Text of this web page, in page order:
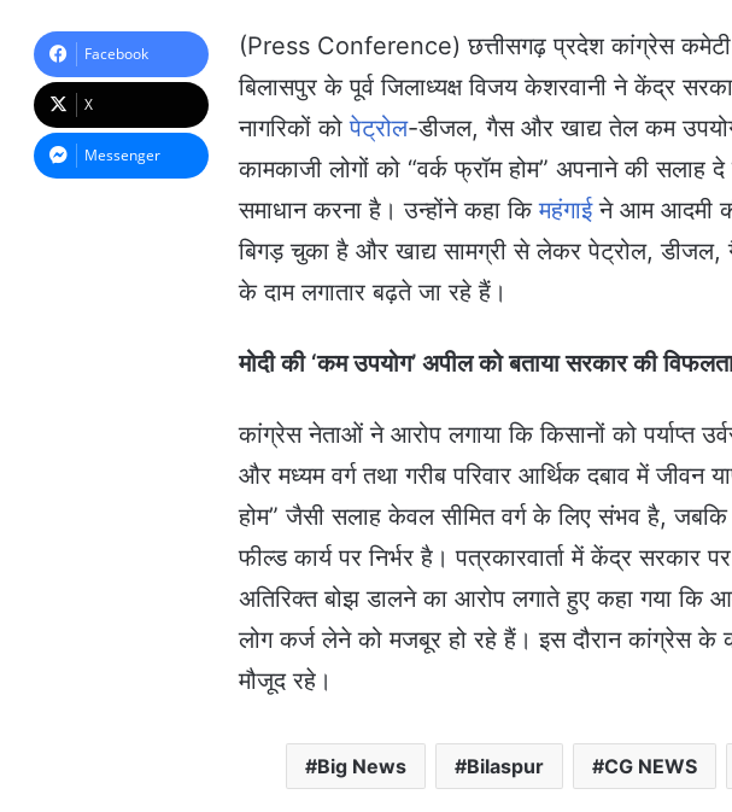
(Press Conference) छत्तीसगढ़ प्रदेश कांग्रेस कमेटी
बिलासपुर के पूर्व जिलाध्यक्ष विजय केशरवानी ने केंद्र
नागरिकों कोपेट्रोल-डीजल, गैस और खाद्य तेल कम
कामकाजी लोगों को “वर्क फ्रॉम होम” अपनाने की सलाह
समाधान करना है। उन्होंने कहा किमहंगाईने आम आदमी
बिगड़ चुका है और खाद्य सामग्री से लेकर पेट्रोल,
के दाम लगातार बढ़ते जा रहे हैं।
मोदी की ‘कम उपयोग’ अपील को बताया सरकार की
कांग्रेस नेताओं ने आरोप लगाया कि किसानों को पर्याप्त
और मध्यम वर्ग तथा गरीब परिवार आर्थिक दबाव में जीवन
होम” जैसी सलाह केवल सीमित वर्ग के लिए संभव है,
फील्ड कार्य पर निर्भर है। पत्रकारवार्ता में केंद्र
अतिरिक्त बोझ डालने का आरोप लगाते हुए कहा गया कि
लोग कर्ज लेने को मजबूर हो रहे हैं। इस दौरान कांग्रेस के
मौजूद रहे।
Big News Bilaspur CG NEWS
n
e
m
i
Facebook
X
Messenger